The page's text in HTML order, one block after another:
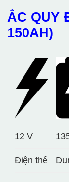
ẮC QUY
150AH)
12 V
Điện thế